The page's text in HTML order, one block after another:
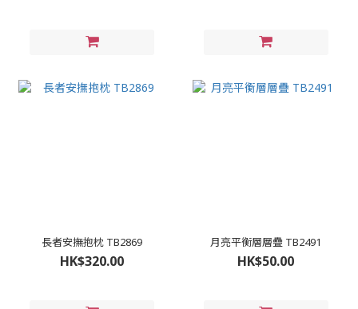
長者安撫抱枕 TB2869
HK$320.00
月亮平衡層層疊 TB2491
HK$50.00